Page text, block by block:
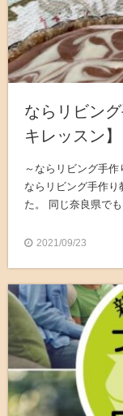
ならリビン
キレッスン】
～ならリビング手
ならリビング手作
た。 同じ奈良県で
2021/09/23